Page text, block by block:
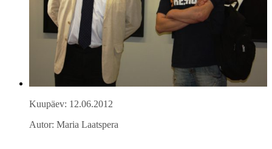
Kuupäev: 12.06.2012
Autor: Maria Laatspera